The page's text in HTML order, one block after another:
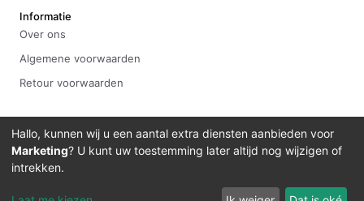
Informatie
Over ons
Algemene voorwaarden
Retour voorwaarden
©2026De Geslepen Steen
Hallo, kunnen wij u een aantal extra diensten aanbieden voor
Marketing? U kunt uw toestemming later altijd nog wijzigen of
intrekken.